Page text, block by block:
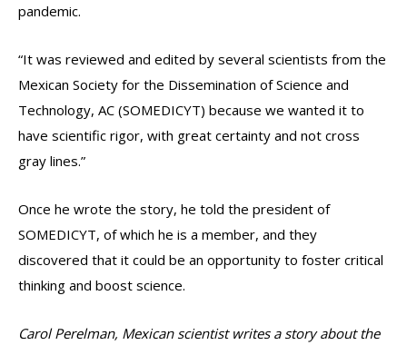
pandemic.
“It was reviewed and edited by several scientists from the
Mexican Society for the Dissemination of Science and
Technology, AC (SOMEDICYT) because we wanted it to
have scientific rigor, with great certainty and not cross
gray lines.”
Once he wrote the story, he told the president of
SOMEDICYT, of which he is a member, and they
discovered that it could be an opportunity to foster critical
thinking and boost science.
Carol Perelman, Mexican scientist writes a story about the